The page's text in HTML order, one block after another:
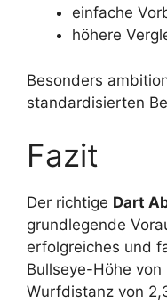
einfache
höhere
Besonders
standardisierten
Fazit
Der richtige Dart
grundlegende
erfolgreiches und
Bullseye-Höhe
Wurfdistanz von